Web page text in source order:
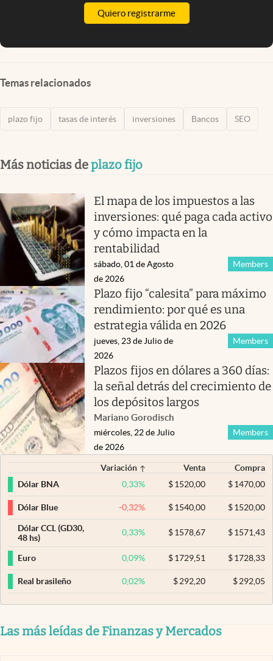
Quiero registrarme
Temas relacionados
plazo fijo tasas de interés inversiones Bancos SEO
Más noticias deplazo fijo
El mapa de los impuestos a las
inversiones: qué paga cada activo
y cómo impacta en la
rentabilidad
Members
sábado, 01 de Agosto
de 2026
Plazo fijo “calesita” para máximo
rendimiento: por qué es una
estrategia válida en 2026
Members
jueves, 23 de Julio de
2026
Plazos fijos en dólares a 360 días:
la señal detrás del crecimiento de
los depósitos largos
Mariano Gorodisch
Members
miércoles, 22 de Julio
de 2026
Variación Venta
Compra
Dólar BNA
0,33% $ 1520,00 $1470,00
Dólar Blue -0,32% $ 1540,00 $1520,00
Dólar CCL (GD30,
48 hs)
0,33% $ 1578,67 $1571,43
Euro 0,09% $ 1729,51 $1728,33
Real brasileño 0,02% $ 292,20 $292,05
Las más leídas de Finanzas y Mercados